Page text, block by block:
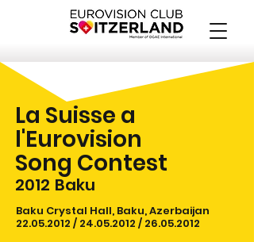
La Suisse a
l'Eurovision
Song Contest
Baku
2012
Baku Crystal Hall, Baku, Azerbaijan
22.05.2012 / 24.05.2012 / 26.05.2012